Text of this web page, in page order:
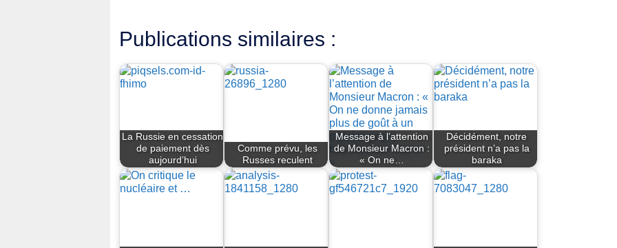
Publications similaires :
La Russie en cessation
de paiement dès
aujourd’hui
Comme prévu, les
Russes reculent
Message à l’attention
de Monsieur Macron :
« On ne…
Décidément, notre
président n’a pas la
baraka